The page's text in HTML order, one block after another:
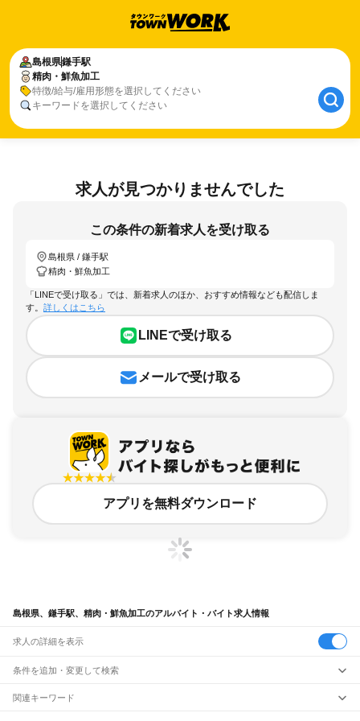
島根県鎌手駅
精肉・鮮魚加工
特徴/給与/雇用形態を選択してください
キーワードを選択してください
求人が見つかりませんでした
この条件の新着求人を受け取る
島根県 / 鎌手駅
精肉・鮮魚加工
「LINEで受け取る」では、新着求人のほか、おすすめ情報なども配信しま
す。 詳しくはこちら
LINEで受け取る
メールで受け取る
アプリを無料ダウンロード
島根県、鎌手駅、精肉・鮮魚加工のアルバイト・バイト求人情報
求人の詳細を表示
条件を追加・変更して検索
市区町村を追加・変更
関連キーワード